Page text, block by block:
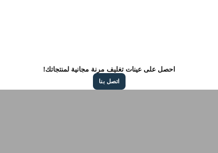
احصل على عينات تغليف مرنة مجانية لمنتجاتك!
اتصل بنا